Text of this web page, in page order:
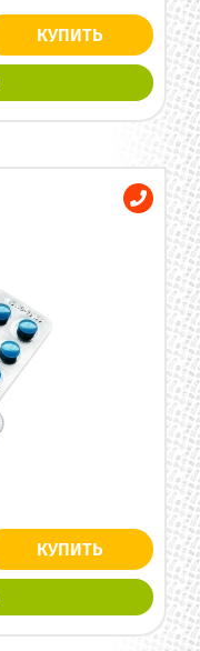
КУПИТЬ
КУПИТЬ